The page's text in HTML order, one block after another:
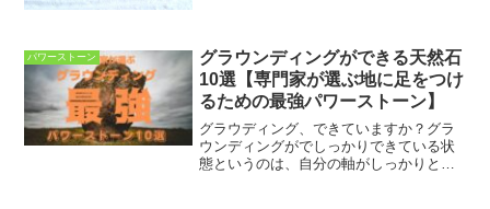
パワーストーン
グラウンディングができる天然石
10選【専門家が選ぶ地に足をつけ
るための最強パワーストーン】
グラウディング、できていますか？グラ
ウンディングがでしっかりできている状
態というのは、自分の軸がしっかりとし